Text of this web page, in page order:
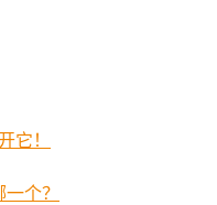
它！
个？